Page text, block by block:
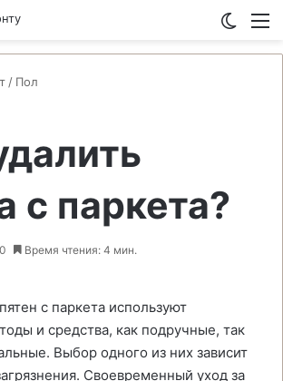
/ Пол
с паркета?
0 Время чтения: 4 мин.
с паркета используют
и средства, как подручные, так
Выбор одного из них зависит
Своевременный уход за